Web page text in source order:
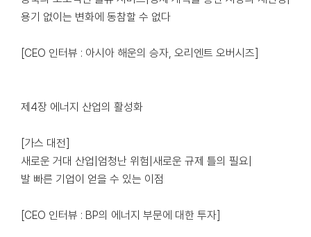
용기 없이는 변화에 동참할 수 없다
[CEO 인터뷰 : 아시아 해운의 승자, 오리엔트 오버시즈]
제4장 에너지 산업의 활성화
[가스 대전]
새로운 거대 산업|엄청난 위험|새로운 규제 틀의 필요|
발 빠른 기업이 얻을 수 있는 이점
[CEO 인터뷰 : BP의 에너지 부문에 대한 투자]